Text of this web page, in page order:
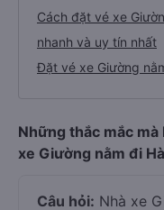
Cách đặt vé xe
nhanh và uy tín nhất
Đặt vé xe Giường
Những thắc mắc
xe Giường nằm đi
Câu hỏi: Nhà xe